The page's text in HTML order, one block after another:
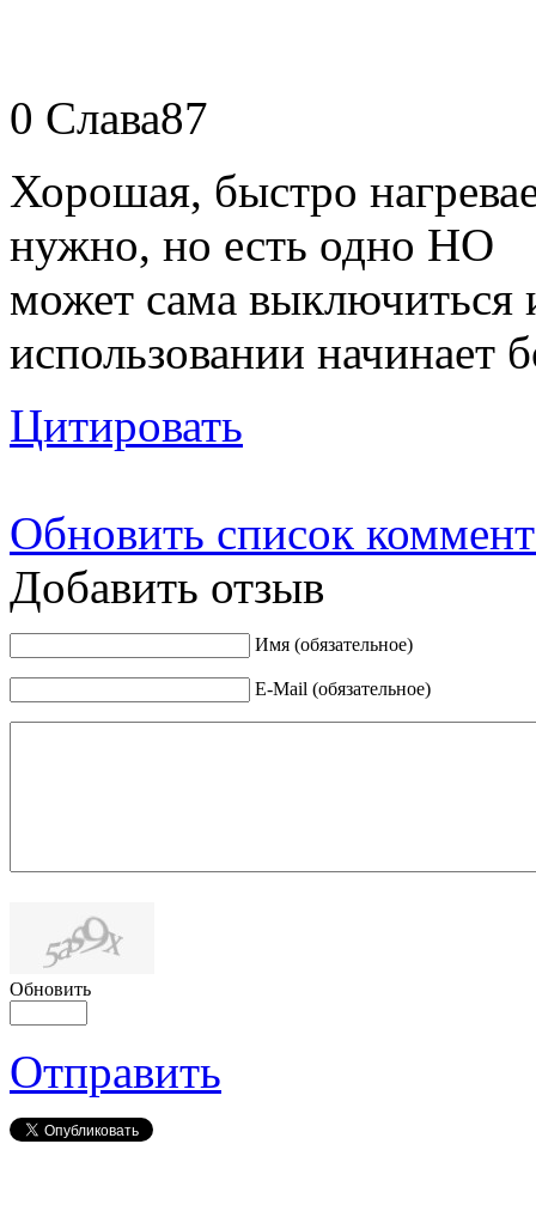
0 Слава87
Хорошая, быстро
нужно, но есть одно НО
может сама выключиться
использовании начинает
Цитировать
Обновить список
Добавить отзыв
Имя (обязательное)
E-Mail (обязательное)
Обновить
Отправить